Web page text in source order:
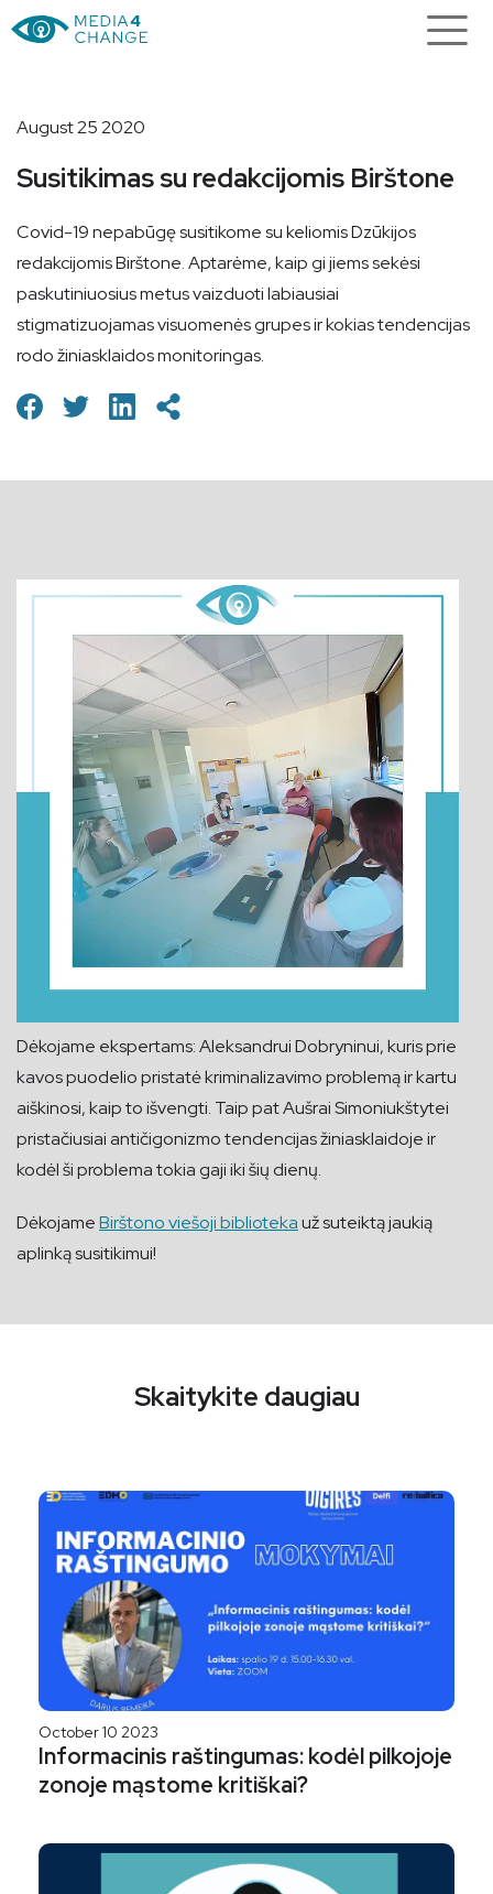
August 25 2020
Susitikimas su redakcijomis Birštone
Covid-19 nepabūgę susitikome su keliomis Dzūkijos
redakcijomis Birštone. Aptarėme, kaip gi jiems sekėsi
paskutiniuosius metus vaizduoti labiausiai
stigmatizuojamas visuomenės grupes ir kokias tendencijas
rodo žiniasklaidos monitoringas.
Dėkojame ekspertams: Aleksandrui Dobryninui, kuris prie
kavos puodelio pristatė kriminalizavimo problemą ir kartu
aiškinosi, kaip to išvengti. Taip pat Aušrai Simoniukštytei
pristačiusiai antičigonizmo tendencijas žiniasklaidoje ir
kodėl ši problema tokia gaji iki šių dienų.
DėkojameBirštono viešoji bibliotekauž suteiktą jaukią
aplinką susitikimui!
Skaitykite daugiau
October 10 2023
Informacinis raštingumas: kodėl pilkojoje
zonoje mąstome kritiškai?